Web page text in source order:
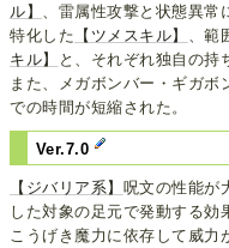
ル】
、雷属性攻撃と状態異常
特化した 【ツメスキル】 、
キル】
と、それぞれ独自の持
また、メガボンバー・ギガボ
での時間が短縮された。
Ver.7.0
【ジバリア系】 呪文の性能が
した対象の足元で発動する効
こうげき魔力に依存して威力